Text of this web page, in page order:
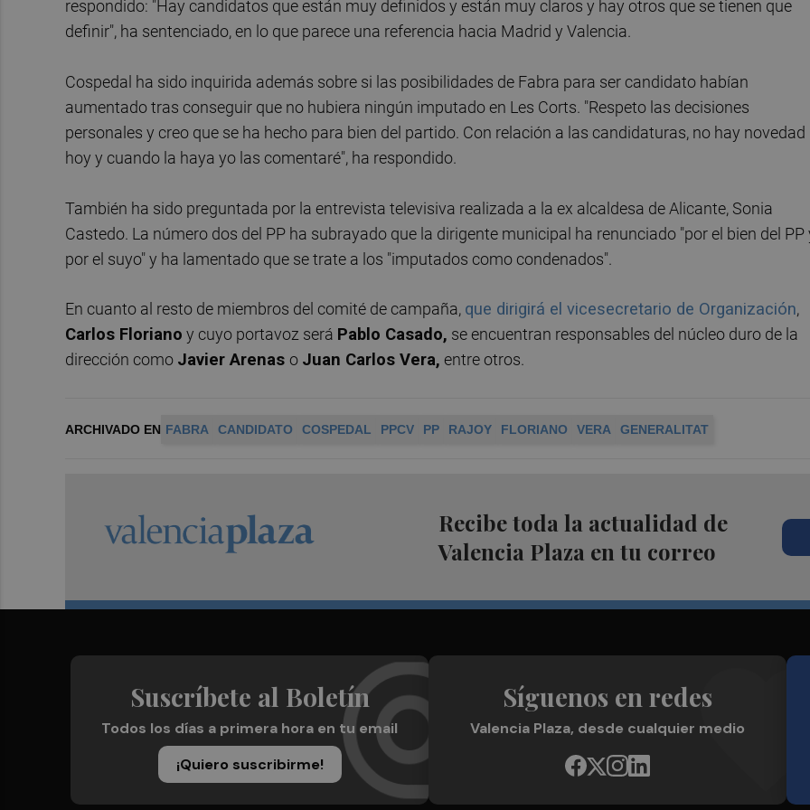
respondido: "Hay candidatos que están muy definidos y están muy claros y hay otros que se tienen que
definir", ha sentenciado, en lo que parece una referencia hacia Madrid y Valencia.
Cospedal ha sido inquirida además sobre si las posibilidades de Fabra para ser candidato habían
aumentado tras conseguir que no hubiera ningún imputado en Les Corts. "Respeto las decisiones
personales y creo que se ha hecho para bien del partido. Con relación a las candidaturas, no hay novedad
hoy y cuando la haya yo las comentaré", ha respondido.
También ha sido preguntada por la entrevista televisiva realizada a la ex alcaldesa de Alicante, Sonia
Castedo. La número dos del PP ha subrayado que la dirigente municipal ha renunciado "por el bien del PP
por el suyo" y ha lamentado que se trate a los "imputados como condenados".
En cuanto al resto de miembros del comité de campaña, que dirigirá el vicesecretario de Organización,
Carlos Floriano y cuyo portavoz será Pablo Casado, se encuentran responsables del núcleo duro de la
dirección como Javier Arenas o Juan Carlos Vera, entre otros.
ARCHIVADO EN FABRA CANDIDATO COSPEDAL PPCV PP RAJOY FLORIANO VERA GENERALITAT
Recibe toda la actualidad de
Valencia Plaza en tu correo
Suscríbete al Boletín
Todos los días a primera hora en tu email
¡Quiero suscribirme!
Síguenos en redes
Valencia Plaza, desde cualquier medio